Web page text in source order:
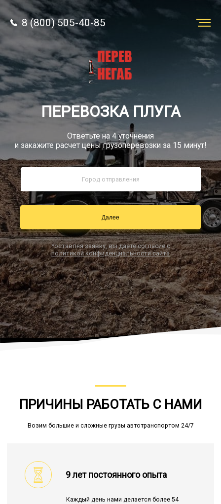
8 (800) 505-40-85
Звонок по России бесплатный
sale@simtruck-negabarit.ru
Заказать звонок
Заказать
перевозку
Грузы
8 (800) 505-40-85
ПЕРЕВОЗКА ПЛУГА
Ответьте на 4 уточнения
и закажите расчет цены грузоперевозки за 15 минут!
Далее
*оставляя заявку, вы даете согласие с
политикой конфиденциальности сайта
ПРИЧИНЫ РАБОТАТЬ С НАМИ
Возим большие и сложные грузы автотранспортом 24/7
9 лет постоянного опыта
Каждый день нами делается более 54